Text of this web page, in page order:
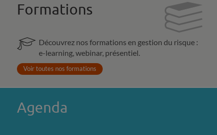
Formations
Découvrez nos formations en gestion du risque :
e-learning, webinar, présentiel.
Voir toutes nos formations
Agenda